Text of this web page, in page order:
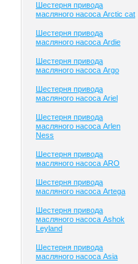
Шестерня привода
масляного насоса Arctic cat
Шестерня привода
масляного насоса Ardie
Шестерня привода
масляного насоса Argo
Шестерня привода
масляного насоса Ariel
Шестерня привода
масляного насоса Arlen
Ness
Шестерня привода
масляного насоса ARO
Шестерня привода
масляного насоса Artega
Шестерня привода
масляного насоса Ashok
Leyland
Шестерня привода
масляного насоса Asia